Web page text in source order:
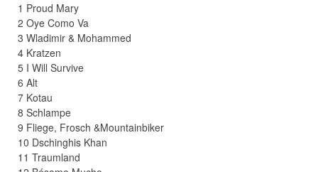
1 Proud Mary
2 Oye Como Va
3 Wladimir & Mohammed
4 Kratzen
5 I Will Survive
6 Alt
7 Kotau
8 Schlampe
9 Fliege, Frosch &Mountainbiker
10 Dschinghis Khan
11 Traumland